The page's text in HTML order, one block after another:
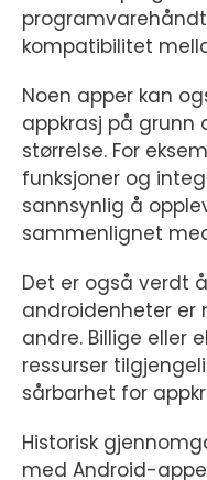
kompatibilitet
Noen apper kan
appkrasj på grunn
størrelse. For
funksjoner og
sannsynlig å
sammenlignet
Det er også verdt
androidenheter er
andre. Billige eller
ressurser
sårbarhet for
Historisk
med Android-